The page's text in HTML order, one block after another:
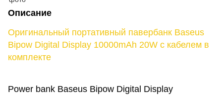
Описание
Оригинальный портативный павербанк Baseus
Bipow Digital Display 10000mAh 20W с кабелем в
комплекте
Power bank Baseus Bipow Digital Display